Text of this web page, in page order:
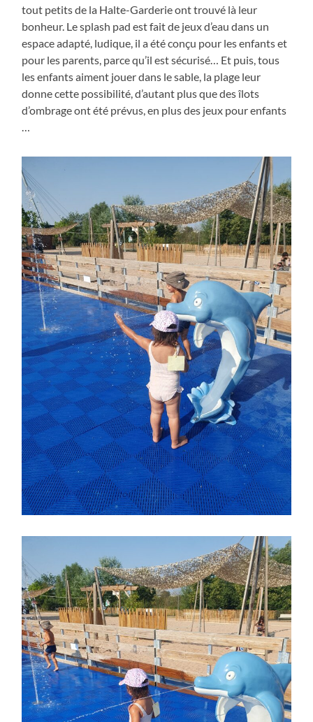
tout petits de la Halte-Garderie ont trouvé là leur
bonheur. Le splash pad est fait de jeux d’eau dans un
espace adapté, ludique, il a été conçu pour les enfants et
pour les parents, parce qu’il est sécurisé… Et puis, tous
les enfants aiment jouer dans le sable, la plage leur
donne cette possibilité, d’autant plus que des îlots
d’ombrage ont été prévus, en plus des jeux pour enfants